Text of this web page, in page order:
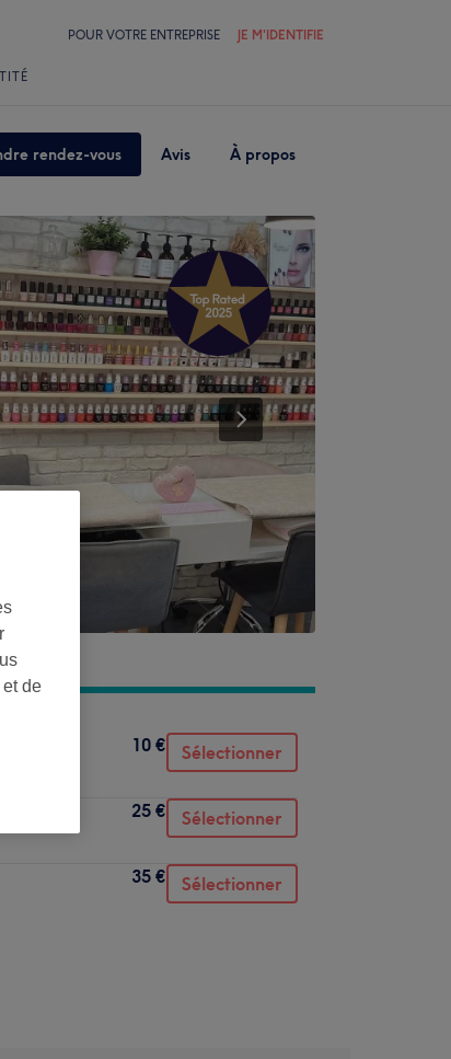
POUR VOTRE ENTREPRISE JE M'IDENTIFIE
rendez-vous Avis À propos
10 € Sélectionner
25 € Sélectionner
35 € Sélectionner
de